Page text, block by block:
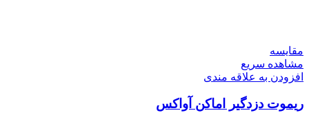
مقایسه
مشاهده سریع
افزودن به علاقه مندی
ریموت دزدگیر اماکن آواکس